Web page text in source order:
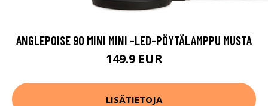
ANGLEPOISE 90 MINI MINI -LED-PÖYTÄLAMPPU MUSTA
149.9 EUR
LISÄTIETOJA